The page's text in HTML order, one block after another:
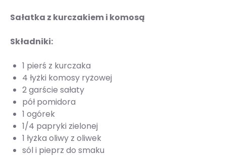
Sałatka z kurczakiem i komosą
Składniki:
1 pierś z kurczaka
4 łyżki komosy ryżowej
2 garście sałaty
pół pomidora
1 ogórek
1/4 papryki zielonej
1 łyżka oliwy z oliwek
sól i pieprz do smaku